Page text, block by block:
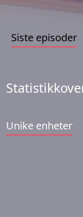
Siste episoder
Unike enheter